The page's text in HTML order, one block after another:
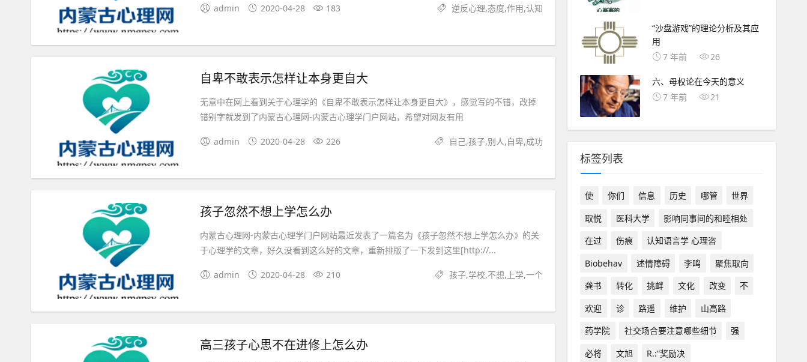
admin 2020-04-28 183 逆反心理,态度,作用,认知
自卑不敢表示怎样让本身更自大
无意中在网上看到关于心理学的《自卑不敢表示怎样让本身更自大》，感觉写的不错，改掉
错别字就发到了内蒙古心理网-内蒙古心理学门户网站，希望对网友有用
admin 2020-04-28 226 自己,孩子,别人,自卑,成功
孩子忽然不想上学怎么办
内蒙古心理网-内蒙古心理学门户网站最近发表了一篇名为《孩子忽然不想上学怎么办》的关
于心理学的文章，好久没看到这么好的文章，重新排版了一下发到这里[http://...
admin 2020-04-28 210 孩子,学校,不想,上学,一个
高三孩子心思不在进修上怎么办
“沙盘游戏”的理论分析及其应
用
7 年前
26
六、母权论在今天的意义
7 年前
21
标签列表
使 你们 信息 历史 哪管
世界
取悦
医科大学
影响同事间的和睦相处
在过
伤痕
认知语言学 心理咨
Biobehav
述情障碍 李鸣
聚焦取向
龚书
转化 挑衅 文化 改变
不
欢迎
诊 路遥 维护
山高路
药学院
社交场合要注意哪些细节
强
必将
文旭
R.:“奖励决